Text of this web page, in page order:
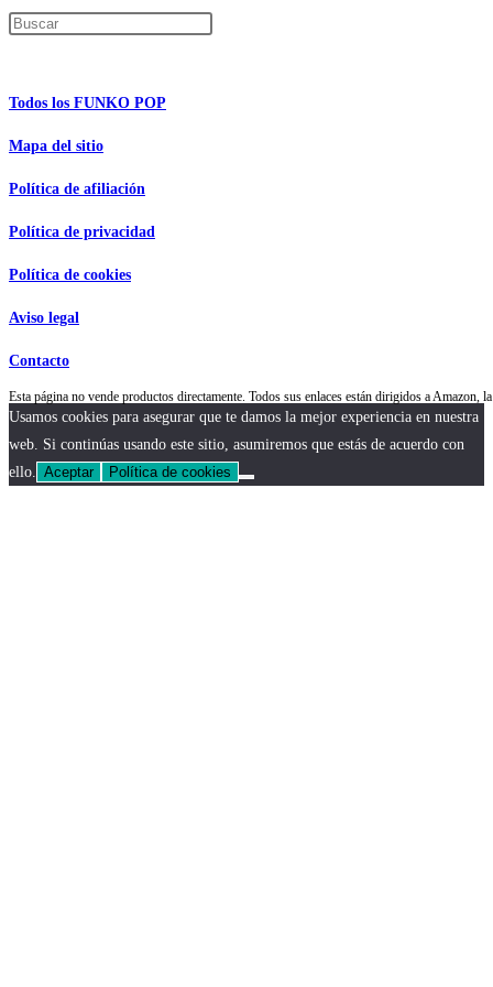
Todos los FUNKO POP
Mapa del sitio
Política de afiliación
Política de privacidad
Política de cookies
Aviso legal
Contacto
Esta página no vende productos directamente. Todos sus enlaces están dirigidos a
Usamos cookies para asegurar que te damos la mejor experiencia en nuestra
web. Si continúas usando este sitio, asumiremos que estás de acuerdo con
ello. Aceptar Política de cookies